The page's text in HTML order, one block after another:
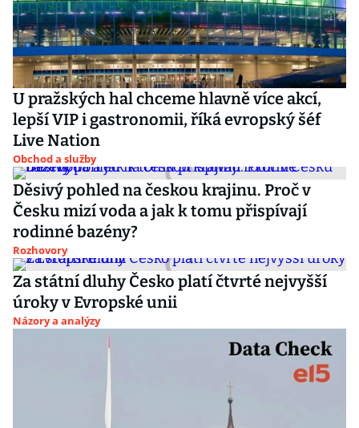
U pražských hal chceme hlavně více akcí,
lepší VIP i gastronomii, říká evropský šéf
Live Nation
Obchod a služby
Děsivý pohled na českou krajinu. Proč v
Česku mizí voda a jak k tomu přispívají
rodinné bazény?
Rozhovory
Za státní dluhy Česko platí čtvrté nejvyšší
úroky v Evropské unii
Názory a analýzy